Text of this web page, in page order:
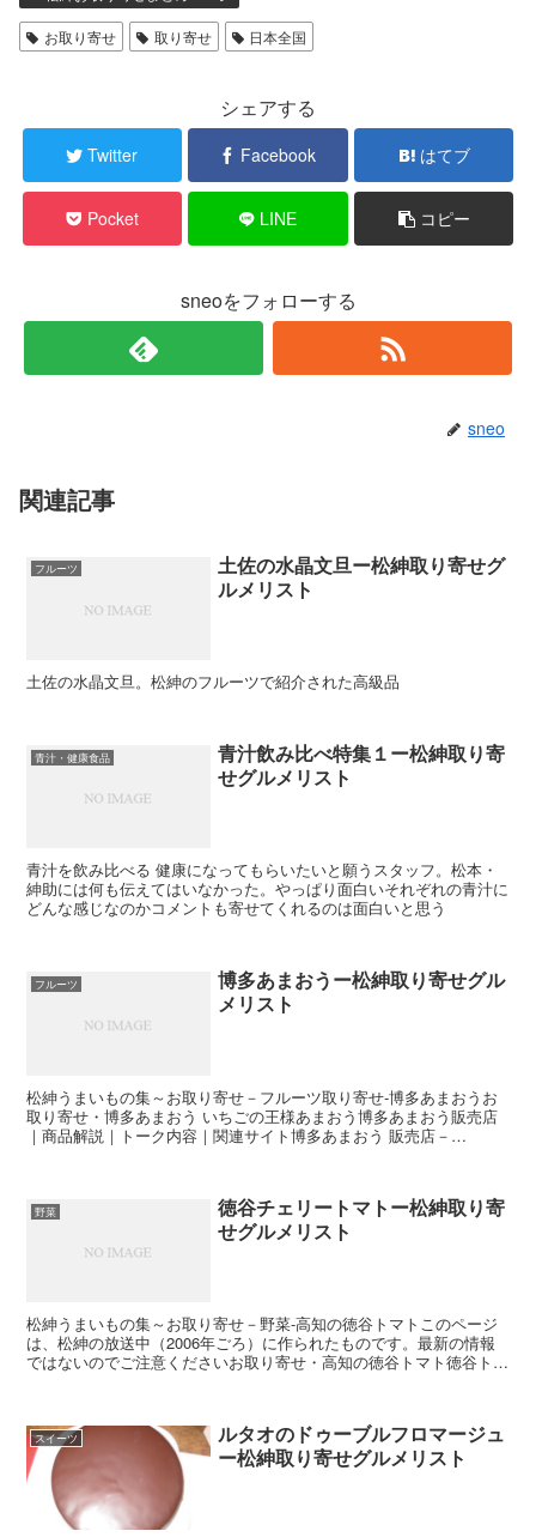
お取り寄せ 取り寄せ 日本全国
シェアする
Twitter Facebook はてブ
Pocket LINE コピー
sneoをフォローする
sneo
関連記事
フルーツ
土佐の水晶文旦ー松紳取り寄せグ
ルメリスト
土佐の水晶文旦。松紳のフルーツで紹介された高級品
青汁・健康食品
青汁飲み比べ特集１ー松紳取り寄
せグルメリスト
青汁を飲み比べる 健康になってもらいたいと願うスタッフ。松本・
紳助には何も伝えてはいなかった。やっぱり面白いそれぞれの青汁に
どんな感じなのかコメントも寄せてくれるのは面白いと思う
フルーツ
博多あまおうー松紳取り寄せグル
メリスト
松紳うまいもの集～お取り寄せ－フルーツ取り寄せ-博多あまおうお
取り寄せ・博多あまおう いちごの王様あまおう博多あまおう販売店
｜商品解説｜トーク内容｜関連サイト博多あまおう 販売店－
野菜
徳谷チェリートマトー松紳取り寄
せグルメリスト
松紳うまいもの集～お取り寄せ－野菜-高知の徳谷トマトこのページ
は、松紳の放送中（2006年ごろ）に作られたものです。最新の情報
ではないのでご注意くださいお取り寄せ・高知の徳谷トマト徳谷トマ
スイーツ
ルタオのドゥーブルフロマージュ
ー松紳取り寄せグルメリスト